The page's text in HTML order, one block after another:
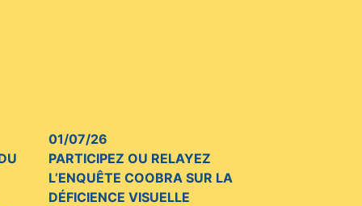
01/07/26
PARTICIPEZ OU RELAYEZ
L’ENQUÊTE COOBRA SUR LA
DÉFICIENCE VISUELLE